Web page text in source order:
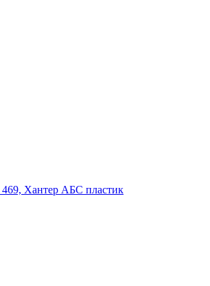
Хантер АБС пластик